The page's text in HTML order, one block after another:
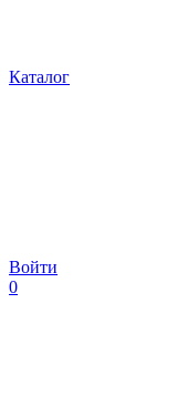
Каталог
Войти
0